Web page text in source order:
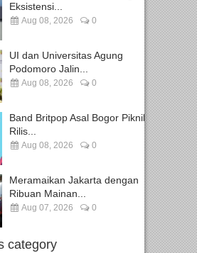
Eksistensi...
Aug 08, 2026 0
UI dan Universitas Agung
Podomoro Jalin...
Aug 08, 2026 0
Band Britpop Asal Bogor Piknik
Rilis...
Aug 08, 2026 0
Meramaikan Jakarta dengan
Ribuan Mainan...
Aug 07, 2026 0
category